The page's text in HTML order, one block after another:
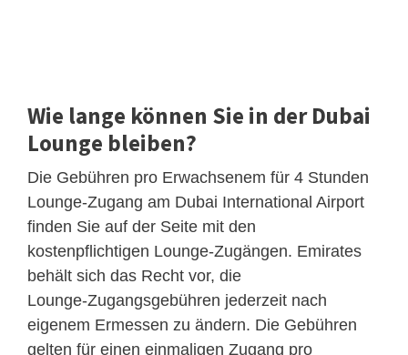
Wie lange können Sie in der Dubai
Lounge bleiben?
Die Gebühren pro Erwachsenem für 4 Stunden
Lounge‑Zugang am Dubai International Airport
finden Sie auf der Seite mit den
kostenpflichtigen Lounge‑Zugängen. Emirates
behält sich das Recht vor, die
Lounge‑Zugangsgebühren jederzeit nach
eigenem Ermessen zu ändern. Die Gebühren
gelten für einen einmaligen Zugang pro